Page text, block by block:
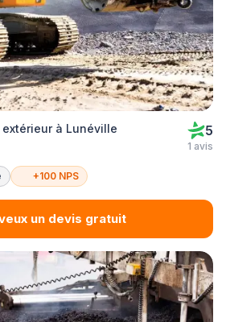
à Lunéville 5
1 avis
+100 NPS
un devis gratuit